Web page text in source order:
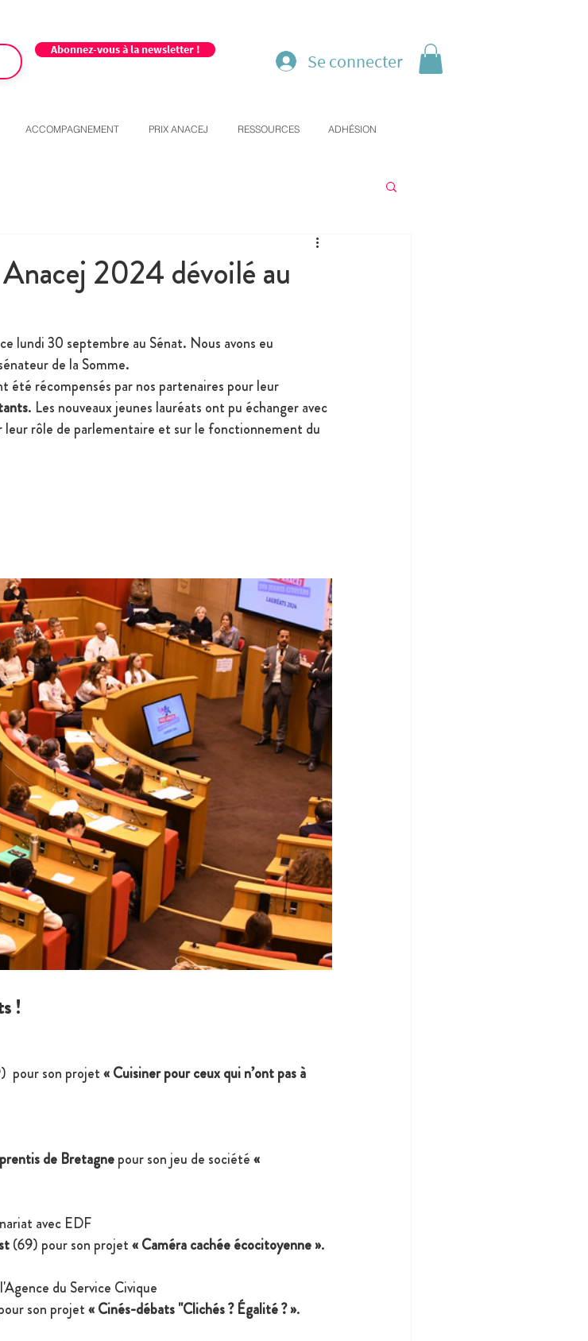
Abonnez-vous à la newsletter !
Se connecter
ACCOMPAGNEMENT PRIX ANACEJ RESSOURCES ADHÉSION
2024 dévoilé au
lundi 30 septembre au Sénat. Nous avons eu
de la Somme.
été récompensés par nos partenaires pour leur
. Les nouveaux jeunes lauréats ont pu échanger avec
leur rôle de parlementaire et sur le fonctionnement du
!
pour son projet « Cuisiner pour ceux qui n’ont pas à
de Bretagne pour son jeu de société «
avec EDF
(69) pour son projet « Caméra cachée écocitoyenne ».
du Service Civique
son projet « Cinés-débats "Clichés ? Égalité ? ».